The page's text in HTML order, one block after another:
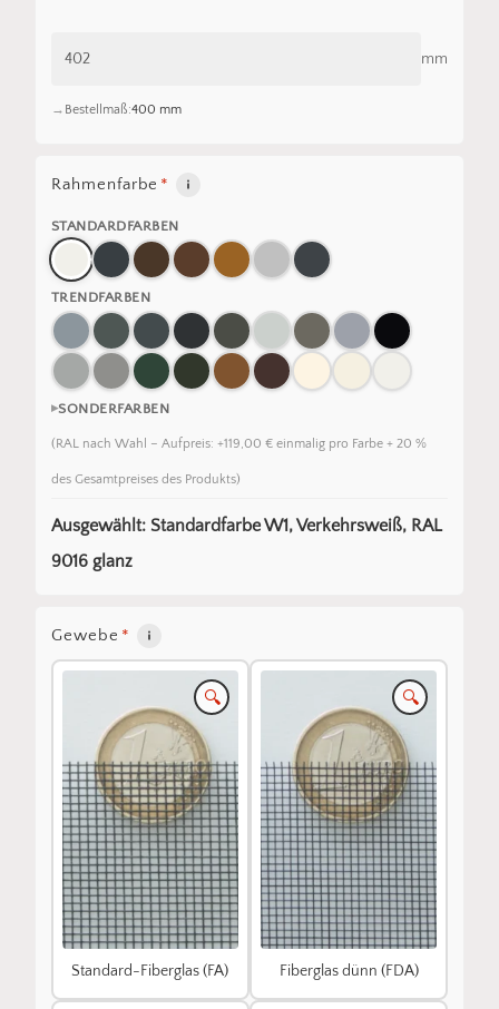
mm
Bestellmaß:400 mm
Rahmenfarbe *
STANDARDFARBEN
TRENDFARBEN
SONDERFARBEN
(RAL nach Wahl – Aufpreis: +119,00 € einmalig pro Farbe + 20 %
des Gesamtpreises des Produkts)
Ausgewählt: Standardfarbe W1, Verkehrsweiß, RAL
9016 glanz
Gewebe *
🔍
Standard-Fiberglas (FA)
🔍
Fiberglas dünn (FDA)